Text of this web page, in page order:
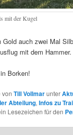
mit der Kugel
auch zwei Mal
mit dem Hammer.
Borken!
vonTill Vollmarunter
Abteilung,Infos zu
Lesezeichen für den